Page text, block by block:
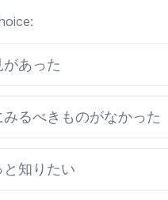
があった
みるべきものがなかった
と知りたい